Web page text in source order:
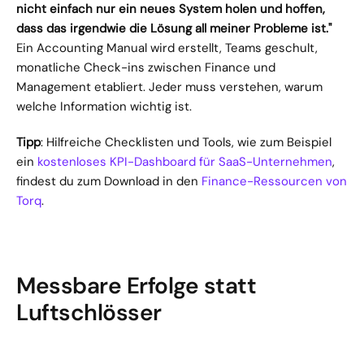
nicht einfach nur ein neues System holen und hoffen,
dass das irgendwie die Lösung all meiner Probleme ist."
Ein Accounting Manual wird erstellt, Teams geschult,
monatliche Check-ins zwischen Finance und
Management etabliert. Jeder muss verstehen, warum
welche Information wichtig ist.
Tipp: Hilfreiche Checklisten und Tools, wie zum Beispiel
ein kostenloses KPI-Dashboard für SaaS-Unternehmen,
findest du zum Download in den Finance-Ressourcen von
Torq.
Messbare Erfolge statt
Luftschlösser